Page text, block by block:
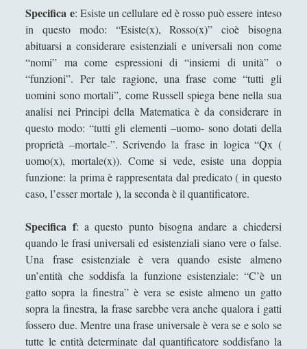
Una "sete di successo" per il piccione... lavatore
Una dimora fenomenologica senza la prominenza
dell'idealismo
VENERE IN CORNICE - Il treno della chiocciola che
"sbuffa" dall'oro / The train of a snail which "puffs"
from the gold
VENERE IN CORNICE - La colonna si gonfia
d'acqua al tempo d'una fontana volante / The
column swells with water at the time of a flying
fountain
VENERE IN CORNICE - Le bollicine viola sulla pelle
bubbles on the skin of an atom which allows the
evening to dance
[Recensione] Antonio Rinaldis - Nuove lezioni di
(Diarkos, 2025)
[Recensione] Pasquale Vitale – Filosofia Medievale
(Diarkos 2023)
Specifica e: Esiste un cellulare ed è rosso può essere inteso
in questo modo: “Esiste(x), Rosso(x)” cioè bisogna
abituarsi a considerare esistenziali e universali non come
“nomi” ma come espressioni di “insiemi di unità” o
“funzioni”. Per tale ragione, una frase come “tutti gli
uomini sono mortali”, come Russell spiega bene nella sua
analisi nei Principi della Matematica è da considerare in
questo modo: “tutti gli elementi –uomo- sono dotati della
proprietà –mortale-”. Scrivendo la frase in logica “Qx (
uomo(x), mortale(x)). Come si vede, esiste una doppia
funzione: la prima è rappresentata dal predicato ( in questo
caso, l’esser mortale ), la seconda è il quantificatore.
Specifica f: a questo punto bisogna andare a chiedersi
quando le frasi universali ed esistenziali siano vere o false.
Una frase esistenziale è vera quando esiste almeno
un’entità che soddisfa la funzione esistenziale: “C’è un
gatto sopra la finestra” è vera se esiste almeno un gatto
sopra la finestra, la frase sarebbe vera anche qualora i gatti
fossero due. Mentre una frase universale è vera se e solo se
tutte le entità determinate dal quantificatore soddisfano la